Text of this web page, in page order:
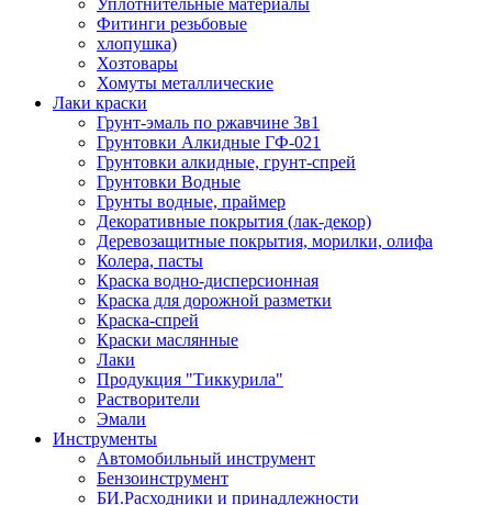
Уплотнительные материалы
Фитинги резьбовые
хлопушка)
Хозтовары
Хомуты металлические
Лаки краски
Грунт-эмаль по ржавчине 3в1
Грунтовки Алкидные ГФ-021
Грунтовки алкидные, грунт-спрей
Грунтовки Водные
Грунты водные, праймер
Декоративные покрытия (лак-декор)
Деревозащитные покрытия, морилки, олифа
Колера, пасты
Краска водно-дисперсионная
Краска для дорожной разметки
Краска-спрей
Краски маслянные
Лаки
Продукция "Тиккурила"
Растворители
Эмали
Инструменты
Автомобильный инструмент
Бензоинструмент
БИ.Расходники и принадлежности